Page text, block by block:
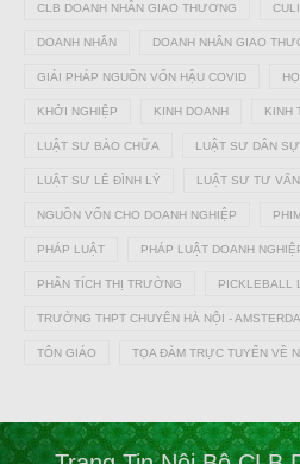
CLB DOANH NHÂN GIAO THƯƠNG
DOANH NHÂN DOANH NHÂN GIAO
GIẢI PHÁP NGUỒN VỐN HẬU COVID
KHỞI NGHIỆP KINH DOANH KINH
LUẬT SƯ BÀO CHỮA LUẬT SƯ DÂN SỰ
LUẬT SƯ LÊ ĐÌNH LÝ LUẬT SƯ TƯ
NGUỒN VỐN CHO DOANH NGHIỆP
PHÁP LUẬT PHÁP LUẬT DOANH
PHÂN TÍCH THỊ TRƯỜNG PICKLEBALL
TRƯỜNG THPT CHUYÊN HÀ NỘI -
TÔN GIÁO TỌA ĐÀM TRỰC TUYẾN VỀ